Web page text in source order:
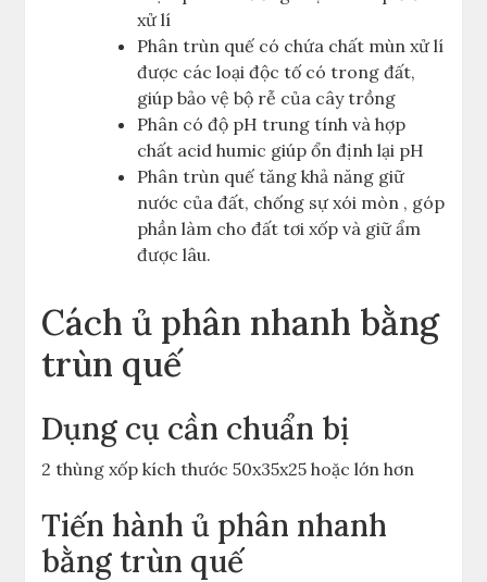
xử lí
Phân trùn quế có chứa chất mùn xử lí
được các loại độc tố có trong đất,
giúp bảo vệ bộ rễ của cây trồng
Phân có độ pH trung tính và hợp
chất acid humic giúp ổn định lại pH
Phân trùn quế tăng khả năng giữ
nước của đất, chống sự xói mòn , góp
phần làm cho đất tơi xốp và giữ ẩm
được lâu.
Cách ủ phân nhanh bằng
trùn quế
Dụng cụ cần chuẩn bị
2 thùng xốp kích thước 50x35x25 hoặc lớn hơn
Tiến hành ủ phân nhanh
bằng trùn quế